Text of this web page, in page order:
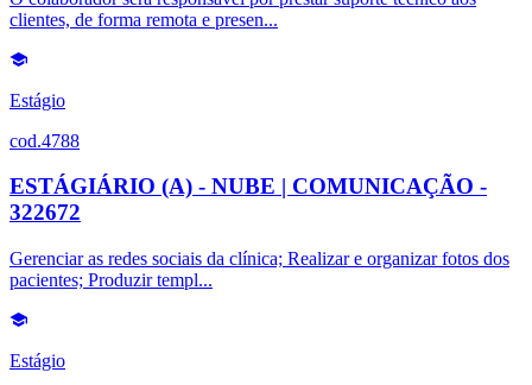
clientes, de forma remota e presen...
Estágio
cod.4788
ESTÁGIÁRIO (A) - NUBE | COMUNICAÇÃO -
322672
Gerenciar as redes sociais da clínica; Realizar e organizar fotos dos
pacientes; Produzir templ...
Estágio